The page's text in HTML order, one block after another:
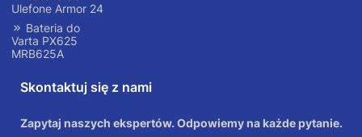
Ulefone Armor 24
Bateria do
Varta PX625
MRB625A
Skontaktuj się z nami
Zapytaj naszych ekspertów. Odpowiemy na każde pytanie.